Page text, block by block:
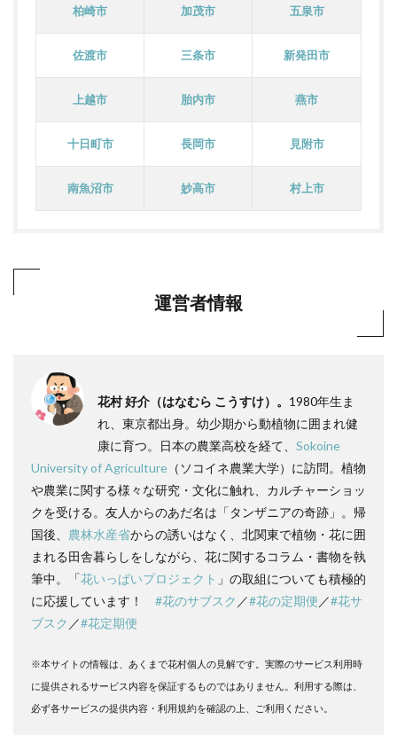
柏崎市 加茂市 五泉市
佐渡市 三条市 新発田市
上越市 胎内市 燕市
十日町市 長岡市 見附市
南魚沼市 妙高市 村上市
運営者情報
花村 好介（はなむら こうすけ）。 1980年生ま
れ、東京都出身。幼少期から動植物に囲まれ健
康に育つ。日本の農業高校を経て、 Sokoine
University of Agriculture （ソコイネ農業大学）に訪問。植物
や農業に関する様々な研究・文化に触れ、カルチャーショッ
クを受ける。友人からのあだ名は「タンザニアの奇跡」。帰
国後、 農林水産省からの誘いはなく、北関東で植物・花に囲
まれる田舎暮らしをしながら、花に関するコラム・書物を執
筆中。「花いっぱいプロジェクト 」の取組についても積極的
に応援しています！ #花のサブスク ／#花の定期便 ／#花サ
ブスク ／#花定期便
※本サイトの情報は、あくまで花村個人の見解です。実際のサービス利用時
に提供されるサービス内容を保証するものではありません。利用する際は、
必ず各サービスの提供内容・利用規約を確認の上、ご利用ください。